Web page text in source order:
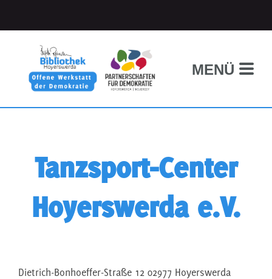
MENÜ
Tanzsport-Center
Hoyerswerda e.V.
Dietrich-Bonhoeffer-Straße 12 02977 Hoyerswerda